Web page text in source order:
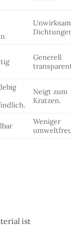
Generell
Neigt zum
Kratzen.
Weniger
ist